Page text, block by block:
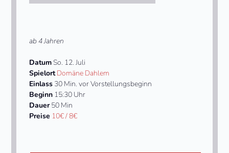
ab 4 Jahren
DatumSo. 12. Juli
SpielortDomäne Dahlem
Einlass 30 Min. vor Vorstellungsbeginn
Beginn 15:30 Uhr
Dauer50 Min
Preise 10€ / 8€